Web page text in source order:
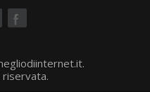
riservata.